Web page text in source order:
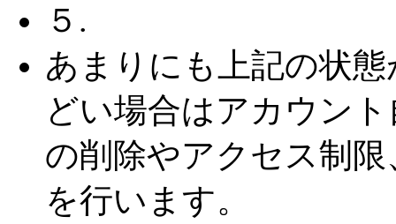
５.
あまりにも上記の状態
どい場合はアカウント
の削除やアクセス制限
を行います。